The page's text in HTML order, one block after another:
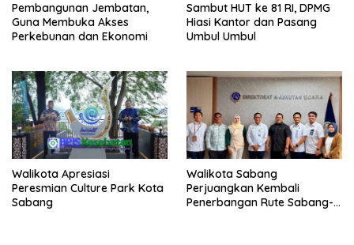
Pembangunan Jembatan,
Guna Membuka Akses
Perkebunan dan Ekonomi
Sambut HUT ke 81 RI, DPMG
Hiasi Kantor dan Pasang
Umbul Umbul
Walikota Apresiasi
Peresmian Culture Park Kota
Sabang
Walikota Sabang
Perjuangkan Kembali
Penerbangan Rute Sabang-